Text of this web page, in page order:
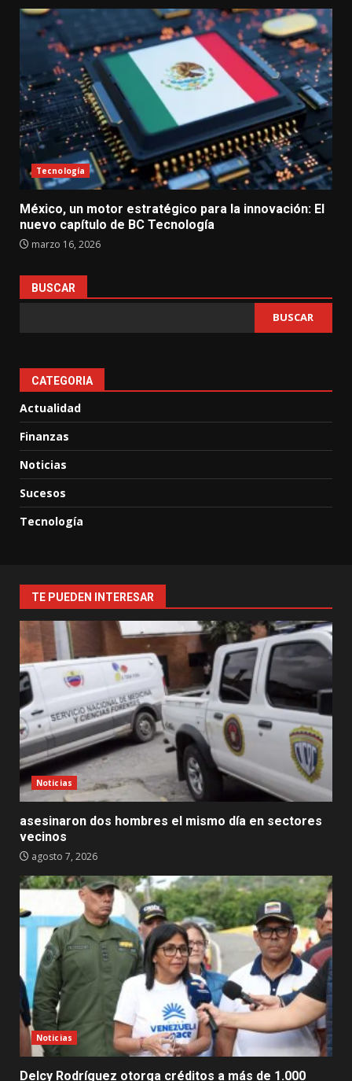
Tecnología
México, un motor estratégico para la innovación: El
nuevo capítulo de BC Tecnología
marzo 16, 2026
BUSCAR
BUSCAR
CATEGORIA
Actualidad
Finanzas
Noticias
Sucesos
Tecnología
TE PUEDEN INTERESAR
Noticias
asesinaron dos hombres el mismo día en sectores
vecinos
agosto 7, 2026
Noticias
Delcy Rodríguez otorga créditos a más de 1.000